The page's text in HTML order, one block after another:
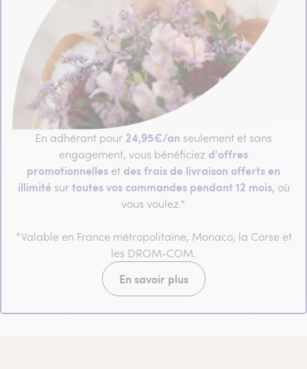
En adhérant pour 24,95€/an seulement et sans
engagement, vous bénéficiez d'offres
promotionnelles et des frais de livraison offerts en
illimité surtoutes vos commandes pendant 12 mois, où
vous voulez.*
*Valable en France métropolitaine, Monaco, la Corse et
les DROM-COM.
En savoir plus